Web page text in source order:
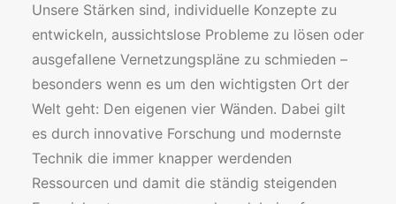
Unsere Stärken sind, individuelle Konzepte zu
entwickeln, aussichtslose Probleme zu lösen oder
ausgefallene Vernetzungspläne zu schmieden –
besonders wenn es um den wichtigsten Ort der
Welt geht: Den eigenen vier Wänden. Dabei gilt
es durch innovative Forschung und modernste
Technik die immer knapper werdenden
Ressourcen und damit die ständig steigenden